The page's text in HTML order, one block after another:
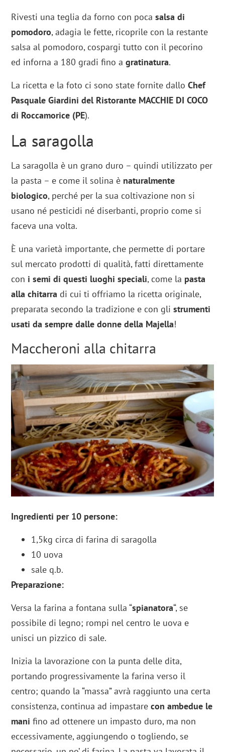
Rivesti una teglia da forno con pocasalsa di
pomodoro, adagia le fette, ricoprile con la restante
salsa al pomodoro, cospargi tutto con il pecorino
ed inforna a 180 gradi fino agratinatura.
La ricetta e la foto ci sono state fornite dalloChef
Pasquale Giardini del Ristorante MACCHIE DI COCO
di Roccamorice (PE).
La saragolla
La saragolla è un grano duro – quindi utilizzato per
la pasta – e come il solina è naturalmente
biologico, perché per la sua coltivazione non si
usano né pesticidi né diserbanti, proprio come si
faceva una volta.
È una varietà importante, che permette di portare
sul mercato prodotti di qualità, fatti direttamente
con i semi di questi luoghi speciali, come la pasta
alla chitarra di cui ti offriamo la ricetta originale,
preparata secondo la tradizione e con glistrumenti
usati da sempre dalle donne della Majella!
Maccheroni alla chitarra
Ingredienti per 10 persone:
1,5kg circa di farina di saragolla
10 uova
sale q.b.
Preparazione:
Versa la farina a fontana sulla “spianatora“, se
possibile di legno; rompi nel centro le uova e
unisci un pizzico di sale.
Inizia la lavorazione con la punta delle dita,
portando progressivamente la farina verso il
centro; quando la “massa” avrà raggiunto una certa
consistenza, continua ad impastarecon ambedue le
mani fino ad ottenere un impasto duro, ma non
eccessivamente, aggiungendo o togliendo, se